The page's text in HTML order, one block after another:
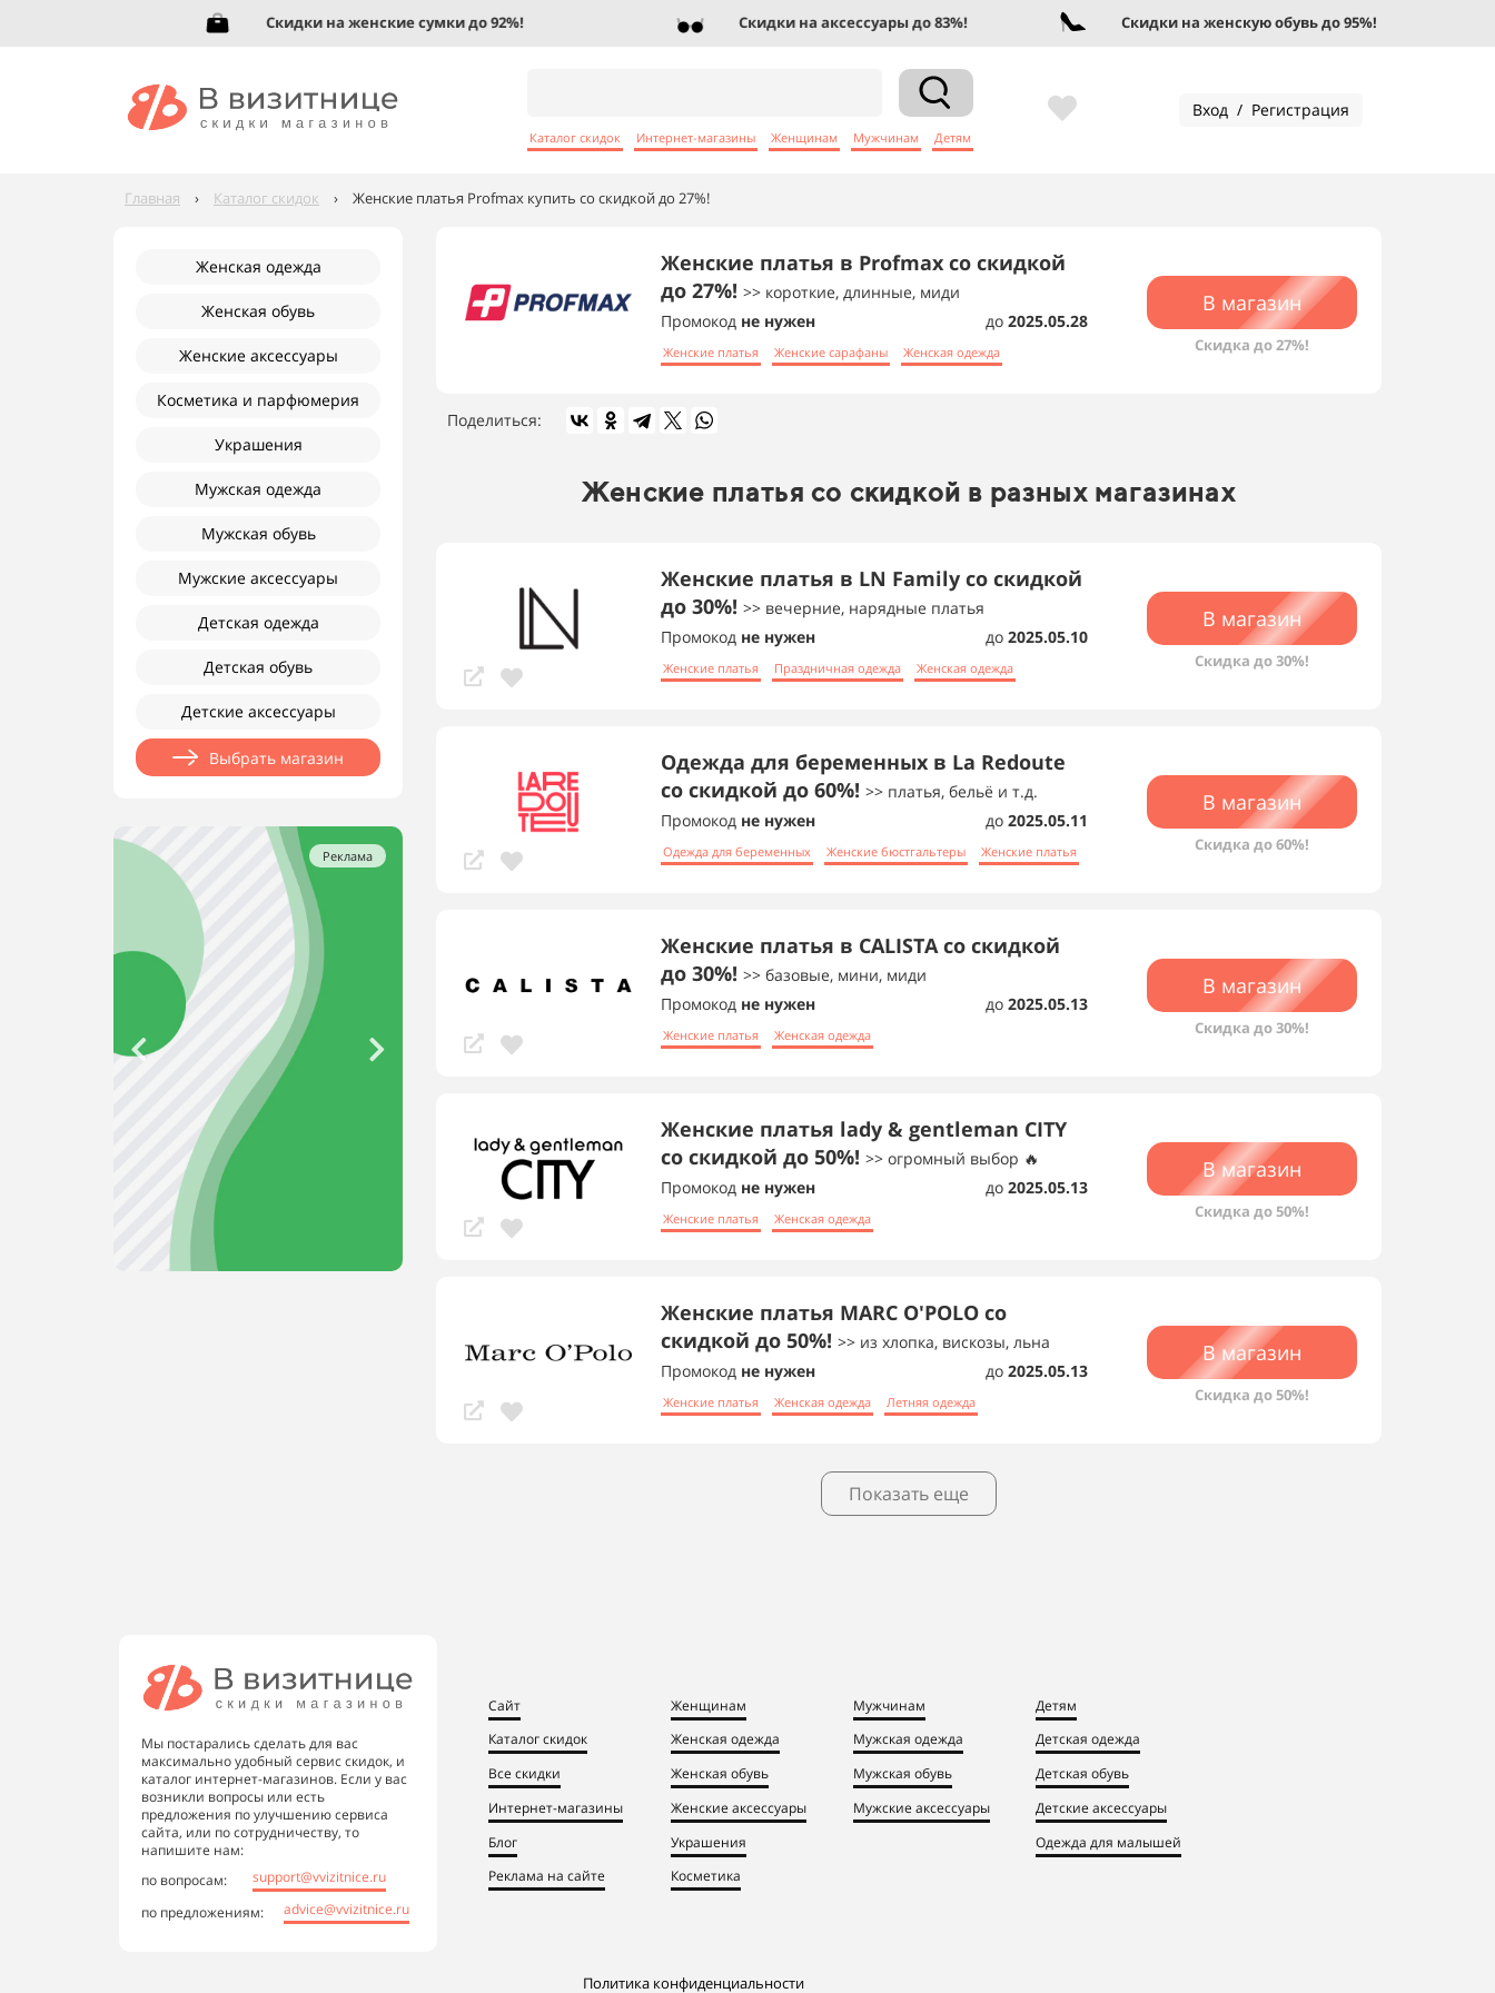
Скидки на женские сумки до 92%! Скидки на аксессуары до 83%! Скидки на женскую обувь до 95%!
Каталог скидок Интернет-магазины Женщинам Мужчинам Детям
Вход / Регистрация
Главная › Каталог скидок › Женские платья Profmax купить со скидкой до 27%!
Женская одежда
Женская обувь
Женские аксессуары
Косметика и парфюмерия
Украшения
Мужская одежда
Мужская обувь
Мужские аксессуары
Детская одежда
Детская обувь
Детские аксессуары
Выбрать магазин
Реклама
Женские платья в Profmax со скидкой
до 27%! >> короткие, длинные, миди
Промокод не нужен до 2025.05.28
Женские платья Женские сарафаны Женская одежда
В магазин
Скидка до 27%!
Поделиться:
Женские платья со скидкой в разных магазинах
Женские платья в LN Family со скидкой
до 30%! >> вечерние, нарядные платья
Промокод не нужен до 2025.05.10
Женские платья Праздничная одежда Женская одежда
В магазин
Скидка до 30%!
Одежда для беременных в La Redoute
со скидкой до 60%! >> платья, бельё и т.д.
Промокод не нужен до 2025.05.11
Одежда для беременных Женские бюстгальтеры Женские платья
В магазин
Скидка до 60%!
Женские платья в CALISTA со скидкой
до 30%! >> базовые, мини, миди
Промокод не нужен до 2025.05.13
Женские платья Женская одежда
В магазин
Скидка до 30%!
Женские платья lady & gentleman CITY
со скидкой до 50%! >> огромный выбор 🔥
Промокод не нужен до 2025.05.13
Женские платья Женская одежда
В магазин
Скидка до 50%!
Женские платья MARC O'POLO со
скидкой до 50%! >> из хлопка, вискозы, льна
Промокод не нужен до 2025.05.13
Женские платья Женская одежда Летняя одежда
В магазин
Скидка до 50%!
Показать еще
Мы постарались сделать для вас
максимально удобный сервис скидок, и
каталог интернет-магазинов. Если у вас
возникли вопросы или есть
предложения по улучшению сервиса
сайта, или по сотрудничеству, то
напишите нам:
по вопросам:
support@vvizitnice.ru
по предложениям:
advice@vvizitnice.ru
Сайт
Каталог скидок
Все скидки
Интернет-магазины
Блог
Реклама на сайте
Женщинам
Женская одежда
Женская обувь
Женские аксессуары
Украшения
Косметика
Мужчинам
Мужская одежда
Мужская обувь
Мужские аксессуары
Детям
Детская одежда
Детская обувь
Детские аксессуары
Одежда для малышей
Политика конфиденциальности